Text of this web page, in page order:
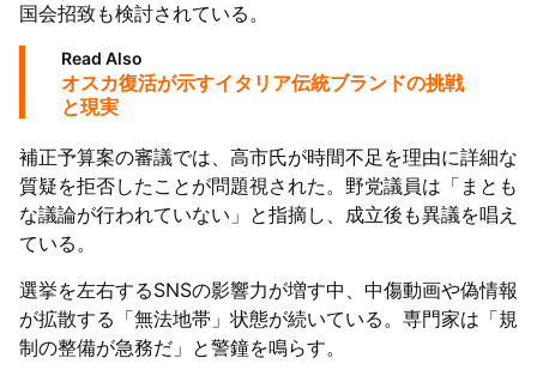
国会招致も検討されている。
Read Also
オスカ復活が示すイタリア伝統ブランドの挑戦
と現実
補正予算案の審議では、高市氏が時間不足を理由に詳細な
質疑を拒否したことが問題視された。野党議員は「まとも
な議論が行われていない」と指摘し、成立後も異議を唱え
ている。
選挙を左右するSNSの影響力が増す中、中傷動画や偽情報
が拡散する「無法地帯」状態が続いている。専門家は「規
制の整備が急務だ」と警鐘を鳴らす。